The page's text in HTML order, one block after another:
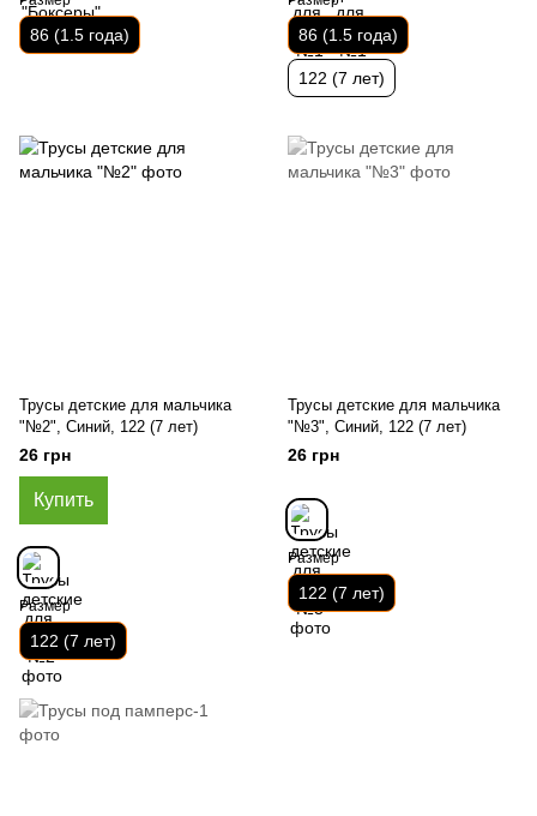
86 (1.5 года) 86 (1.5 года)
122 (7 лет)
Трусы детские для мальчика
"№2", Синий, 122 (7 лет)
26 грн
Купить
Размер
122 (7 лет)
Трусы детские для мальчика
"№3", Синий, 122 (7 лет)
26 грн
Размер
122 (7 лет)